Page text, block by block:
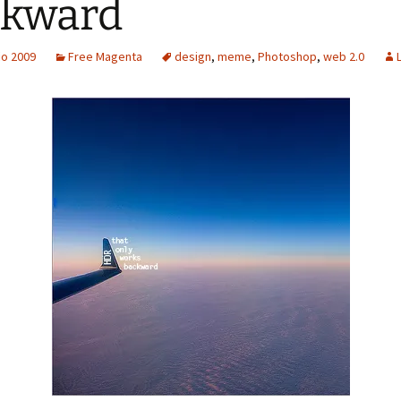
2009 Free Magenta design, meme, Photoshop, web 2.0